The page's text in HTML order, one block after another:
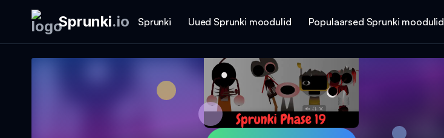
Sprunki.io Sprunki Uued Sprunki moodulid Populaarsed Sprunki moodulid